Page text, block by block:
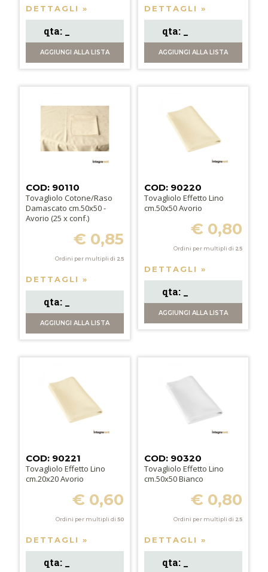
DETTAGLI »
AGGIUNGIALLA LISTA
DETTAGLI »
AGGIUNGI ALLA LISTA
COD: 90110
Tovagliolo Cotone/Raso
Damascato cm.50x50 -
Avorio (25 x conf.)
€ 0,85
Ordini per multipli di 25
DETTAGLI »
AGGIUNGIALLA LISTA
COD: 90220
Tovagliolo Effetto Lino
cm.50x50 Avorio
€ 0,80
Ordini per multipli di 25
DETTAGLI »
AGGIUNGI ALLA LISTA
COD: 90221
Tovagliolo Effetto Lino
cm.20x20 Avorio
€ 0,60
Ordini per multipli di 50
DETTAGLI »
COD: 90320
Tovagliolo Effetto Lino
cm.50x50 Bianco
€ 0,80
Ordini per multipli di 25
DETTAGLI »